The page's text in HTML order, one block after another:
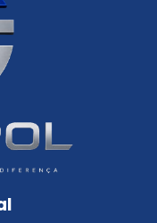
Cftv